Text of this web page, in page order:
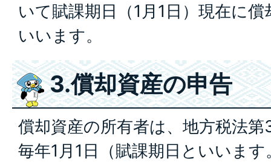
いて賦課期日（1月1日）現在に
いいます。
3.償却資産の申告
償却資産の所有者は、地方税法
毎年1月1日（賦課期日といいま